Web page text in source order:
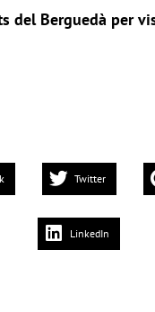
del Berguedà per
Twitter
LinkedIn